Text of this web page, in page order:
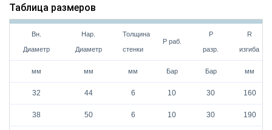
Таблица размеров
Вн.
Диаметр
Нар.
Диаметр
Толщина
стенки
Р раб.
Р
разр.
R
изгиба
мм мм мм Бар Бар мм
32 44 6 10 30 160
38 50 6 10 30 190